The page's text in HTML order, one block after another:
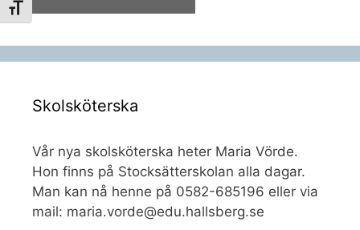
Slå på/av textstorlek
Skolsköterska
Vår nya skolsköterska heter Maria Vörde.
Hon finns på Stocksätterskolan alla dagar.
Man kan nå henne på 0582-685196 eller via
mail: maria.vorde@edu.hallsberg.se